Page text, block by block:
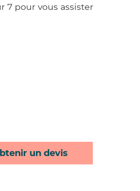
7 pour vous assister
un devis